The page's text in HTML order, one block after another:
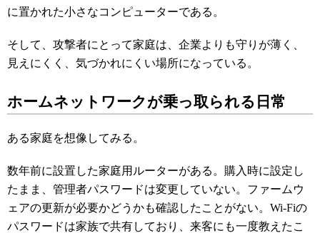
に置かれた小さなコンピューターである。
そして、攻撃者にとって家庭は、企業よりも守りが薄く、
見えにくく、気づかれにくい場所になっている。
ホームネットワークが乗っ取られる日常
ある家庭を想像してみる。
数年前に設置した家庭用ルーターがある。購入時に設定し
たまま、管理者パスワードは変更していない。ファームウ
ェアの更新が必要かどうかも確認したことがない。Wi-Fiの
パスワードは家族で共有しており、来客にも一度教えたこ